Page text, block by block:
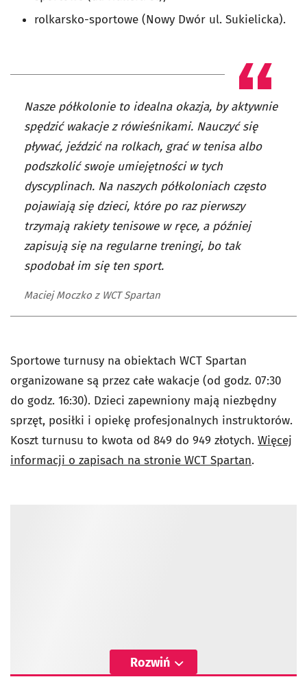
rolkarsko-sportowe (Nowy Dwór ul. Sukielicka).
Nasze półkolonie to idealna okazja, by aktywnie
spędzić wakacje z rówieśnikami. Nauczyć się
pływać, jeździć na rolkach, grać w tenisa albo
podszkolić swoje umiejętności w tych
dyscyplinach. Na naszych półkoloniach często
pojawiają się dzieci, które po raz pierwszy
trzymają rakiety tenisowe w ręce, a później
zapisują się na regularne treningi, bo tak
spodobał im się ten sport.
Maciej Moczko z WCT Spartan
Sportowe turnusy na obiektach WCT Spartan
organizowane są przez całe wakacje (od godz. 07:30
do godz. 16:30). Dzieci zapewniony mają niezbędny
sprzęt, posiłki i opiekę profesjonalnych instruktorów.
Koszt turnusu to kwota od 849 do 949 złotych. Więcej
informacji o zapisach na stronie WCT Spartan.
Rozwiń